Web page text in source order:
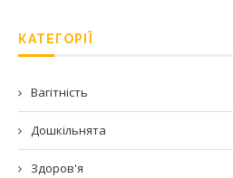
КАТЕГОРІЇ
Вагітність
Дошкільнята
Здоров'я